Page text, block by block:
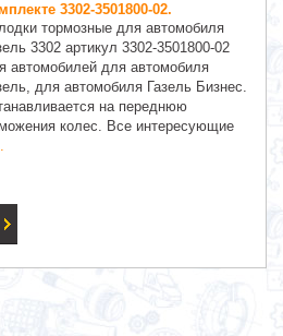
3302-3501800-02.
тормозные для автомобиля
3302 артикул 3302-3501800-02
автомобилей для автомобиля
для автомобиля Газель Бизнес.
на переднюю
колес. Все интересующие